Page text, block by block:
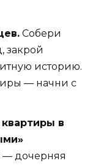
Собери
закрой
историю.
— начни с
в
— дочерняя